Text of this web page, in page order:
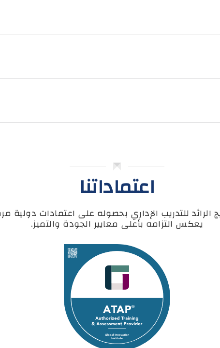
اعتماداتنا
الرائد للتدريب الإداري بحصوله على اعتمادات دولية
يعكس التزامه بأعلى معايير الجودة والتميز.